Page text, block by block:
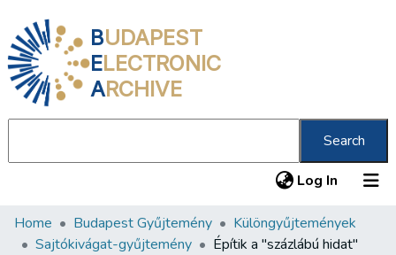
BUDAPEST
ELECTRONIC
ARCHIVE
Search
Log In (current)
Communities & Collections
Home Budapest Gyűjtemény
Különgyűjtemények
Sajtókivágat-gyűjtemény
Építik a "százlábú hidat"